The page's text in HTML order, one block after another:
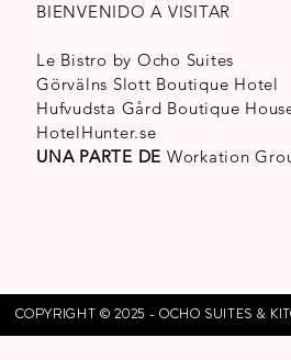
BIENVENIDO A VISITAR
Le Bistro by Ocho Suites
Görvälns Slott Boutique Hotel
Hufvudsta Gård Boutique
HotelHunter.se
UNA PARTE DE Workation
COPYRIGHT © 2025 - OCHO SUITES &